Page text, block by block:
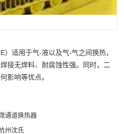
）适用于气-液以及气-气之间换热，
接无焊料、耐腐蚀性强。同时，二
影响等优点。
通道换热器
州沈氏